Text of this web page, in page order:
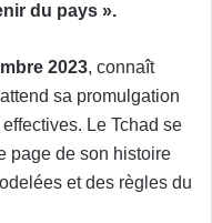
du pays ».
2023, connaît
sa promulgation
Le Tchad se
page de son histoire
et des règles du